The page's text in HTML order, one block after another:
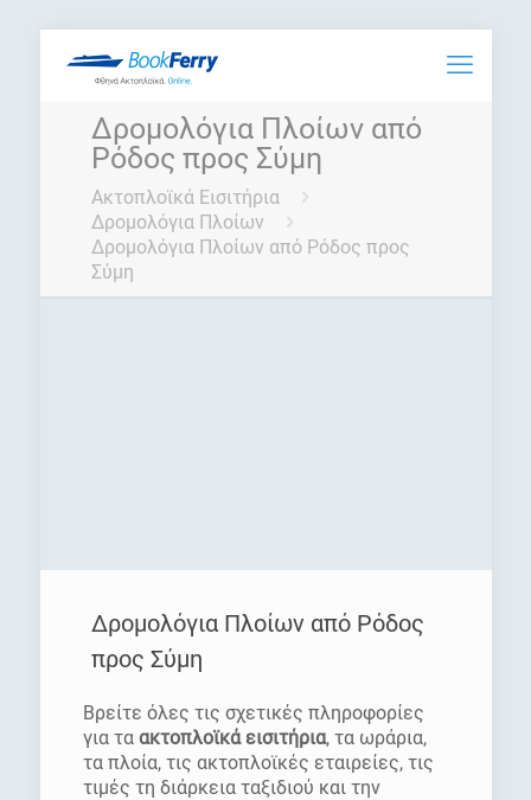
Δρομολόγια Πλοίων από
Ρόδος προς Σύμη
Ακτοπλοϊκά Εισιτήρια
Δρομολόγια Πλοίων
Δρομολόγια Πλοίων από Ρόδος προς
Σύμη
Δρομολόγια Πλοίων από Ρόδος
προς Σύμη
Βρείτε όλες τις σχετικές πληροφορίες
για τα ακτοπλοϊκά εισιτήρια, τα ωράρια,
τα πλοία, τις ακτοπλοϊκές εταιρείες, τις
τιμές τη διάρκεια ταξιδιού και την